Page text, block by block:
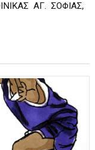
ΑΓ. ΣΟΦΙΑΣ,